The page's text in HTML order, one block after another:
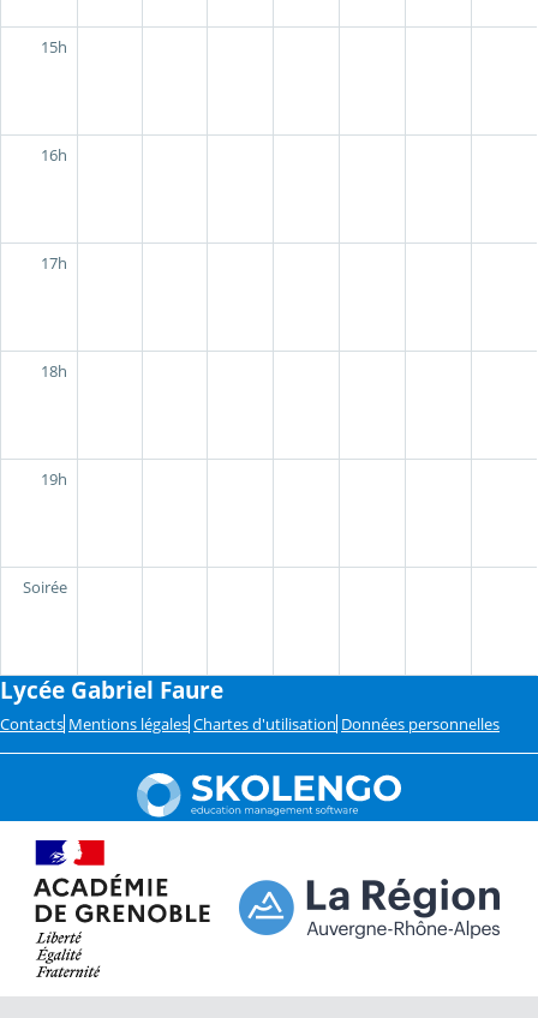
15h
16h
17h
18h
19h
Soirée
Lycée Gabriel Faure
Contacts Mentions légales Chartes d'utilisation Données personnelles